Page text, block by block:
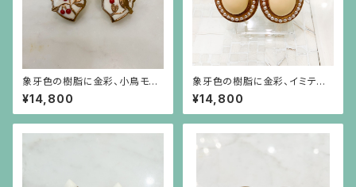
象牙色の樹脂に金彩、小鳥モチ
ーフに赤珊瑚色の実のイヤリン
グ
¥14,800
象牙色の樹脂に金彩、イミテー
ションパールがグルッと取り巻く
イヤリング・ピアス
¥14,800